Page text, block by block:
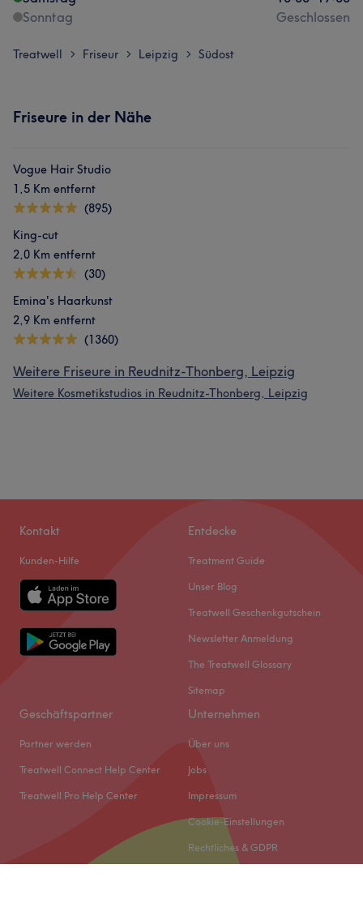
Sonntag
Geschlossen
Treatwell > Friseur > Leipzig > Südost
Friseure in der Nähe
Vogue Hair Studio
1,5 Km entfernt
(895)
King-cut
2,0 Km entfernt
(30)
Emina's Haarkunst
2,9 Km entfernt
(1360)
Weitere Friseure in Reudnitz-Thonberg, Leipzig
Weitere Kosmetikstudios in Reudnitz-Thonberg, Leipzig
Kontakt
Kunden-Hilfe
Entdecke
Treatment Guide
Unser Blog
Treatwell Geschenkgutschein
Newsletter Anmeldung
The Treatwell Glossary
Sitemap
Geschäftspartner
Partner werden
Treatwell Connect Help Center
Treatwell Pro Help Center
Unternehmen
Über uns
Jobs
Impressum
Cookie-Einstellungen
Rechtliches & GDPR